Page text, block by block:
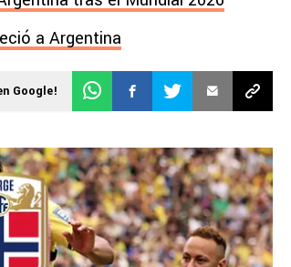
a Argentina
Google!